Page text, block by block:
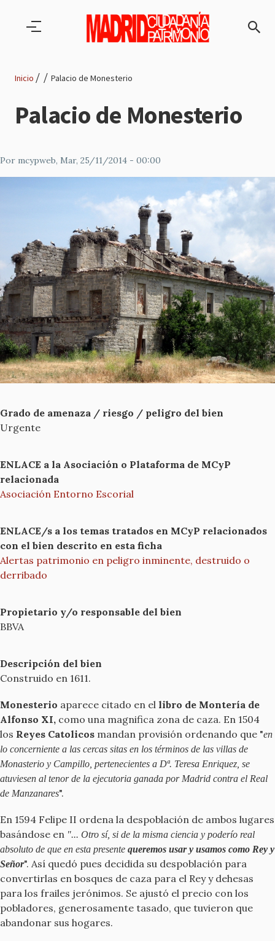
Ruta
de
navegación
Inicio Palacio de Monesterio
Palacio de Monesterio
Por mcypweb, Mar, 25/11/2014 - 00:00
Grado de amenaza / riesgo / peligro del bien
Urgente
ENLACE a la Asociación o Plataforma de MCyP
relacionada
Asociación Entorno Escorial
ENLACE/s a los temas tratados en MCyP relacionados
con el bien descrito en esta ficha
Alertas patrimonio en peligro inminente, destruido o
derribado
Propietario y/o responsable del bien
BBVA
Descripción del bien
Construido en 1611.
Monesterio aparece citado en el libro de Montería de
Alfonso XI, como una magnifica zona de caza. En 1504
los Reyes Catolicos mandan provisión ordenando que "en
lo concerniente a las cercas sitas en los términos de las villas de
Monasterio y Campillo, pertenecientes a Dª. Teresa Enriquez, se
atuviesen al tenor de la ejecutoria ganada por Madrid contra el Real
de Manzanares".
En 1594 Felipe II ordena la despoblación de ambos lugares
basándose en "... Otro sí, si de la misma ciencia y poderío real
absoluto de que en esta presente queremos usar y usamos como Rey y
Señor". Así quedó pues decidida su despoblación para
convertirlas en bosques de caza para el Rey y dehesas
para los frailes jerónimos. Se ajustó el precio con los
pobladores, generosamente tasado, que tuvieron que
abandonar sus hogares.